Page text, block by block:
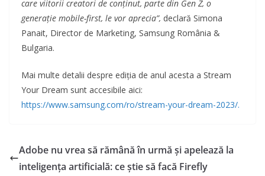
care viitorii creatori de conținut, parte din Gen Z, o
generație mobile-first, le vor aprecia”, declară Simona
Panait, Director de Marketing, Samsung România &
Bulgaria.
Mai multe detalii despre ediția de anul acesta a Stream
Your Dream sunt accesibile aici:
https://www.samsung.com/ro/stream-your-dream-2023/.
Adobe nu vrea să rămână în urmă și apelează la
inteligența artificială: ce știe să facă Firefly